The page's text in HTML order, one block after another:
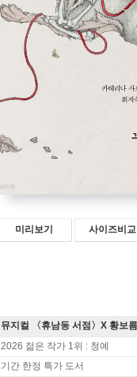
미리보기 사이즈비교
2026 젊은 작가 1위 : 청예
기간 한정 특가 도서